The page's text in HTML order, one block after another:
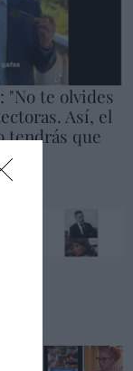
"No te olvides
Así, el
tendrás que
los
es